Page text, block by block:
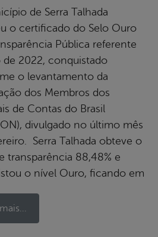
de Serra Talhada
o certificado do Selo Ouro
Pública referente
de 2022, conquistado
o levantamento da
dos Membros dos
de Contas do Brasil
divulgado no último mês
Serra Talhada obteve o
transparência 88,48% e
o nível Ouro, ficando em